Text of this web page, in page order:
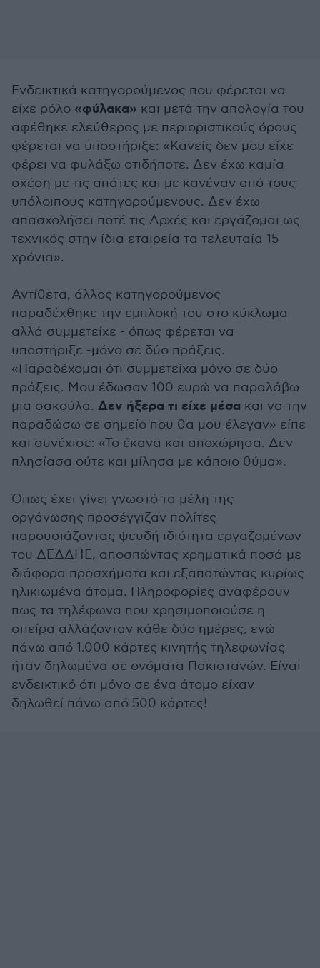
Ενδεικτικά κατηγορούμενος που φέρεται να
είχε ρόλο «φύλακα» και μετά την απολογία του
αφέθηκε ελεύθερος με περιοριστικούς όρους
φέρεται να υποστήριξε: «Κανείς δεν μου είχε
φέρει να φυλάξω οτιδήποτε. Δεν έχω καμία
σχέση με τις απάτες και με κανέναν από τους
υπόλοιπους κατηγορούμενους. Δεν έχω
απασχολήσει ποτέ τις Αρχές και εργάζομαι ως
τεχνικός στην ίδια εταιρεία τα τελευταία 15
χρόνια».
Αντίθετα, άλλος κατηγορούμενος
παραδέχθηκε την εμπλοκή του στο κύκλωμα
αλλά συμμετείχε - όπως φέρεται να
υποστήριξε -μόνο σε δύο πράξεις.
«Παραδέχομαι ότι συμμετείχα μόνο σε δύο
πράξεις. Μου έδωσαν 100 ευρώ να παραλάβω
μια σακούλα. Δεν ήξερα τι είχε μέσα και να την
παραδώσω σε σημείο που θα μου έλεγαν» είπε
και συνέχισε: «Το έκανα και αποχώρησα. Δεν
πλησίασα ούτε και μίλησα με κάποιο θύμα».
Όπως έχει γίνει γνωστό τα μέλη της
οργάνωσης προσέγγιζαν πολίτες
παρουσιάζοντας ψευδή ιδιότητα εργαζομένων
του ΔΕΔΔΗΕ, αποσπώντας χρηματικά ποσά με
διάφορα προσχήματα και εξαπατώντας κυρίως
ηλικιωμένα άτομα. Πληροφορίες αναφέρουν
πως τα τηλέφωνα που χρησιμοποιούσε η
σπείρα αλλάζονταν κάθε δύο ημέρες, ενώ
πάνω από 1.000 κάρτες κινητής τηλεφωνίας
ήταν δηλωμένα σε ονόματα Πακιστανών. Είναι
ενδεικτικό ότι μόνο σε ένα άτομο είχαν
δηλωθεί πάνω από 500 κάρτες!